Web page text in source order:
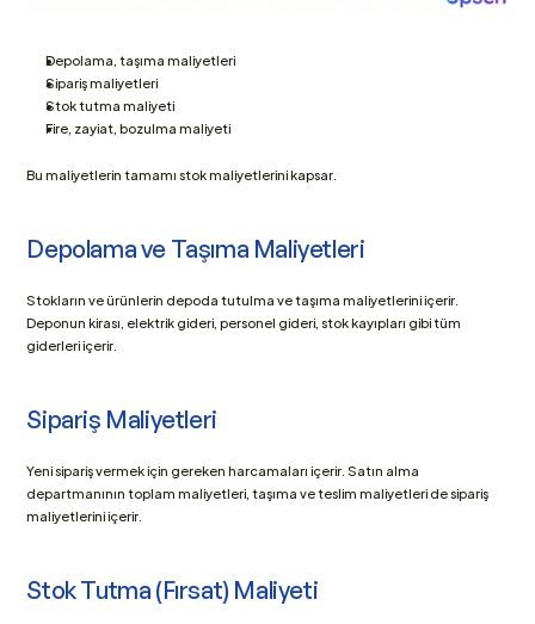
Depolama, taşıma maliyetleri
Sipariş maliyetleri
Stok tutma maliyeti
Fire, zayiat, bozulma maliyeti
Bu maliyetlerin tamamı stok maliyetlerini kapsar.
Depolama ve Taşıma Maliyetleri
Stokların ve ürünlerin depoda tutulma ve taşıma maliyetlerini içerir.
Deponun kirası, elektrik gideri, personel gideri, stok kayıpları gibi tüm
giderleri içerir.
Sipariş Maliyetleri
Yeni sipariş vermek için gereken harcamaları içerir. Satın alma
departmanının toplam maliyetleri, taşıma ve teslim maliyetleri de sipariş
maliyetlerini içerir.
Stok Tutma (Fırsat) Maliyeti